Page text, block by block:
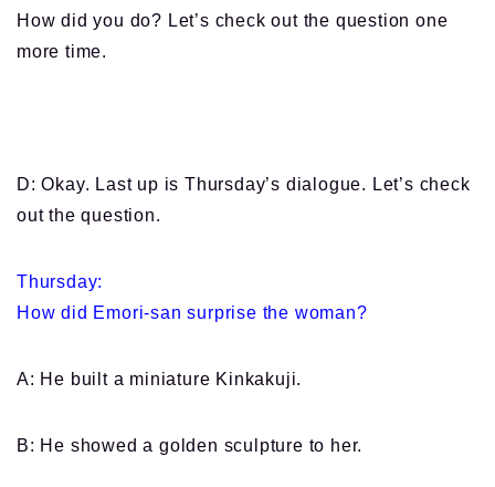
How did you do? Let’s check out the question one
more time.
D: Okay. Last up is Thursday’s dialogue. Let’s check
out the question.
Thursday:
How did Emori-san surprise the woman?
A: He built a miniature Kinkakuji.
B: He showed a golden sculpture to her.